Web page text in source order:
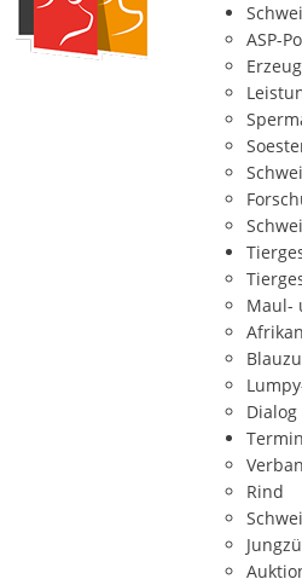
ASP-
Maul-
Rind